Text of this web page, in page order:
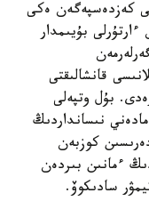
كەزدەسپەگەن ەكى
ءارتۇرلى بۇيىمدار
قانشالىقتى
بۇل وتپەلى
نىسانداردىڭ
كوزبەن
ءمانىن بىردەن
سادىكوۆ.